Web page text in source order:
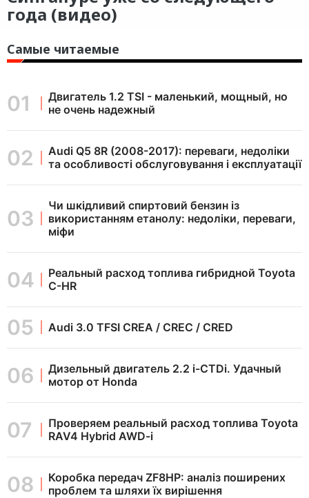
года (видео)
Самые читаемые
Двигатель 1.2 TSI - маленький, мощный, но
не очень надежный
Audi Q5 8R (2008-2017): переваги, недоліки
та особливості обслуговування і експлуатації
Чи шкідливий спиртовий бензин із
використанням етанолу: недоліки, переваги,
міфи
Реальный расход топлива гибридной Toyota
C-HR
Audi 3.0 TFSI CREA / CREC / CRED
Дизельный двигатель 2.2 i-CTDi. Удачный
мотор от Honda
Проверяем реальный расход топлива Toyota
RAV4 Hybrid AWD-i
Коробка передач ZF8HP: аналіз поширених
проблем та шляхи їх вирішення